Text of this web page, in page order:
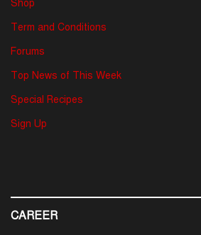
Shop
Term and Conditions
Forums
Top News of This Week
Special Recipes
Sign Up
CAREER